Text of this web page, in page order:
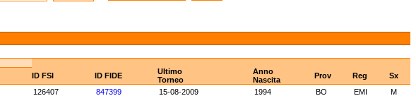
ID FSI ID FIDE
Ultimo
Torneo
Anno
Nascita
Prov Reg
Sx
126407 847399 15-08-2009 1994 BO EMI
M